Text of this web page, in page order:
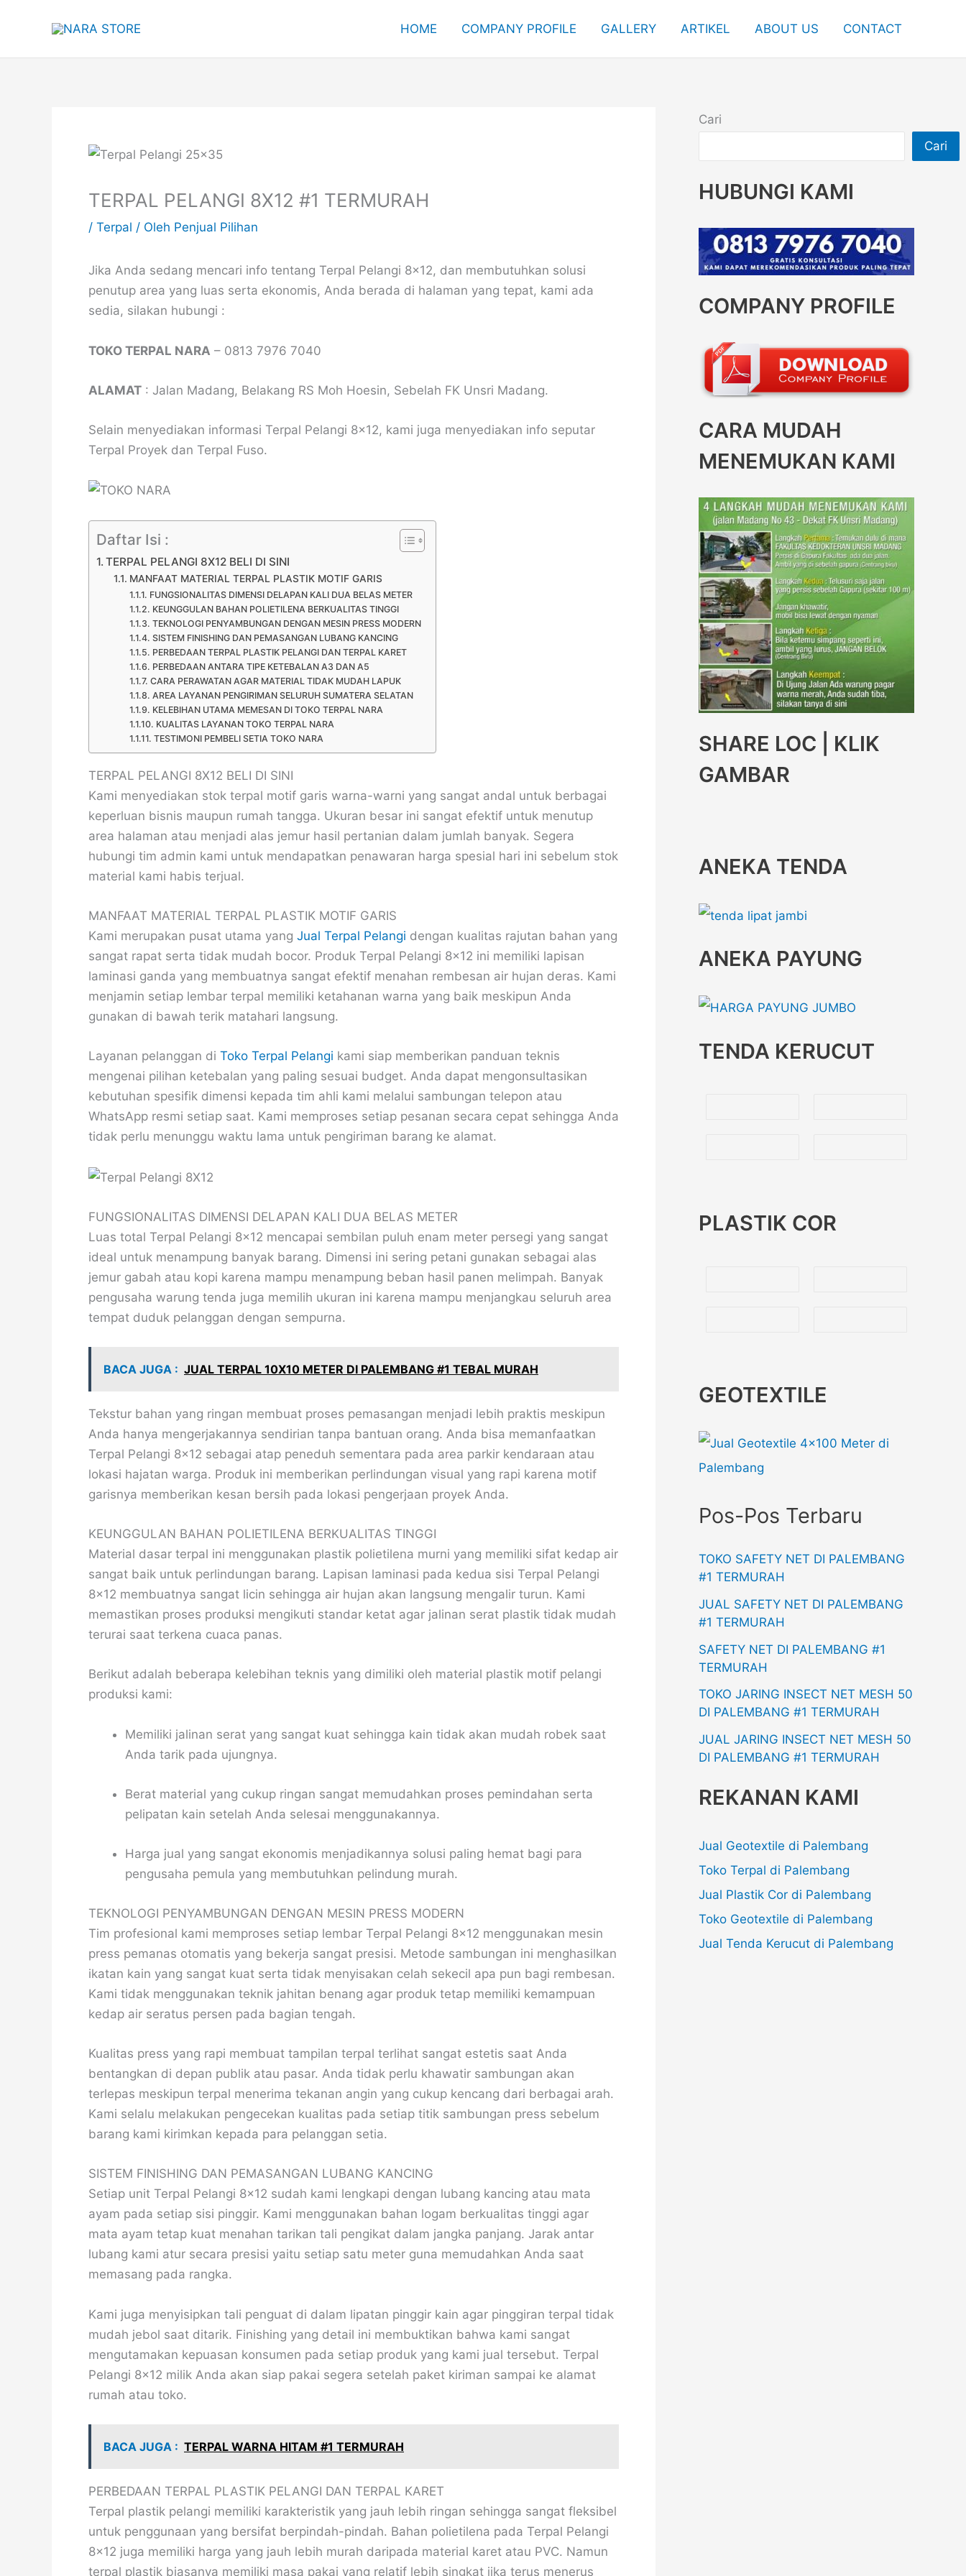
HOME COMPANY PROFILE GALLERY ARTIKEL ABOUT US CONTACT
TERPAL PELANGI 8X12 #1 TERMURAH
/ Terpal / Oleh Penjual Pilihan
Jika Anda sedang mencari info tentang Terpal Pelangi 8×12, dan membutuhkan solusi
penutup area yang luas serta ekonomis, Anda berada di halaman yang tepat, kami ada
sedia, silakan hubungi :
TOKO TERPAL NARA – 0813 7976 7040
ALAMAT : Jalan Madang, Belakang RS Moh Hoesin, Sebelah FK Unsri Madang.
Selain menyediakan informasi Terpal Pelangi 8×12, kami juga menyediakan info seputar
Terpal Proyek dan Terpal Fuso.
Daftar Isi :
TERPAL PELANGI 8X12 BELI DI SINI
MANFAAT MATERIAL TERPAL PLASTIK MOTIF GARIS
FUNGSIONALITAS DIMENSI DELAPAN KALI DUA BELAS METER
KEUNGGULAN BAHAN POLIETILENA BERKUALITAS TINGGI
TEKNOLOGI PENYAMBUNGAN DENGAN MESIN PRESS MODERN
SISTEM FINISHING DAN PEMASANGAN LUBANG KANCING
PERBEDAAN TERPAL PLASTIK PELANGI DAN TERPAL KARET
PERBEDAAN ANTARA TIPE KETEBALAN A3 DAN A5
CARA PERAWATAN AGAR MATERIAL TIDAK MUDAH LAPUK
AREA LAYANAN PENGIRIMAN SELURUH SUMATERA SELATAN
KELEBIHAN UTAMA MEMESAN DI TOKO TERPAL NARA
KUALITAS LAYANAN TOKO TERPAL NARA
TESTIMONI PEMBELI SETIA TOKO NARA
TERPAL PELANGI 8X12 BELI DI SINI
Kami menyediakan stok terpal motif garis warna-warni yang sangat andal untuk berbagai
keperluan bisnis maupun rumah tangga. Ukuran besar ini sangat efektif untuk menutup
area halaman atau menjadi alas jemur hasil pertanian dalam jumlah banyak. Segera
hubungi tim admin kami untuk mendapatkan penawaran harga spesial hari ini sebelum stok
material kami habis terjual.
MANFAAT MATERIAL TERPAL PLASTIK MOTIF GARIS
Kami merupakan pusat utama yang Jual Terpal Pelangi dengan kualitas rajutan bahan yang
sangat rapat serta tidak mudah bocor. Produk Terpal Pelangi 8×12 ini memiliki lapisan
laminasi ganda yang membuatnya sangat efektif menahan rembesan air hujan deras. Kami
menjamin setiap lembar terpal memiliki ketahanan warna yang baik meskipun Anda
gunakan di bawah terik matahari langsung.
Layanan pelanggan di Toko Terpal Pelangi kami siap memberikan panduan teknis
mengenai pilihan ketebalan yang paling sesuai budget. Anda dapat mengonsultasikan
kebutuhan spesifik dimensi kepada tim ahli kami melalui sambungan telepon atau
WhatsApp resmi setiap saat. Kami memproses setiap pesanan secara cepat sehingga Anda
tidak perlu menunggu waktu lama untuk pengiriman barang ke alamat.
FUNGSIONALITAS DIMENSI DELAPAN KALI DUA BELAS METER
Luas total Terpal Pelangi 8×12 mencapai sembilan puluh enam meter persegi yang sangat
ideal untuk menampung banyak barang. Dimensi ini sering petani gunakan sebagai alas
jemur gabah atau kopi karena mampu menampung beban hasil panen melimpah. Banyak
pengusaha warung tenda juga memilih ukuran ini karena mampu menjangkau seluruh area
tempat duduk pelanggan dengan sempurna.
BACA JUGA : JUAL TERPAL 10X10 METER DI PALEMBANG #1 TEBAL MURAH
Tekstur bahan yang ringan membuat proses pemasangan menjadi lebih praktis meskipun
Anda hanya mengerjakannya sendirian tanpa bantuan orang. Anda bisa memanfaatkan
Terpal Pelangi 8×12 sebagai atap peneduh sementara pada area parkir kendaraan atau
lokasi hajatan warga. Produk ini memberikan perlindungan visual yang rapi karena motif
garisnya memberikan kesan bersih pada lokasi pengerjaan proyek Anda.
KEUNGGULAN BAHAN POLIETILENA BERKUALITAS TINGGI
Material dasar terpal ini menggunakan plastik polietilena murni yang memiliki sifat kedap air
sangat baik untuk perlindungan barang. Lapisan laminasi pada kedua sisi Terpal Pelangi
8×12 membuatnya sangat licin sehingga air hujan akan langsung mengalir turun. Kami
memastikan proses produksi mengikuti standar ketat agar jalinan serat plastik tidak mudah
terurai saat terkena cuaca panas.
Berikut adalah beberapa kelebihan teknis yang dimiliki oleh material plastik motif pelangi
produksi kami:
Memiliki jalinan serat yang sangat kuat sehingga kain tidak akan mudah robek saat
Anda tarik pada ujungnya.
Berat material yang cukup ringan sangat memudahkan proses pemindahan serta
pelipatan kain setelah Anda selesai menggunakannya.
Harga jual yang sangat ekonomis menjadikannya solusi paling hemat bagi para
pengusaha pemula yang membutuhkan pelindung murah.
TEKNOLOGI PENYAMBUNGAN DENGAN MESIN PRESS MODERN
Tim profesional kami memproses setiap lembar Terpal Pelangi 8×12 menggunakan mesin
press pemanas otomatis yang bekerja sangat presisi. Metode sambungan ini menghasilkan
ikatan kain yang sangat kuat serta tidak menyisakan celah sekecil apa pun bagi rembesan.
Kami tidak menggunakan teknik jahitan benang agar produk tetap memiliki kemampuan
kedap air seratus persen pada bagian tengah.
Kualitas press yang rapi membuat tampilan terpal terlihat sangat estetis saat Anda
bentangkan di depan publik atau pasar. Anda tidak perlu khawatir sambungan akan
terlepas meskipun terpal menerima tekanan angin yang cukup kencang dari berbagai arah.
Kami selalu melakukan pengecekan kualitas pada setiap titik sambungan press sebelum
barang kami kirimkan kepada para pelanggan setia.
SISTEM FINISHING DAN PEMASANGAN LUBANG KANCING
Setiap unit Terpal Pelangi 8×12 sudah kami lengkapi dengan lubang kancing atau mata
ayam pada setiap sisi pinggir. Kami menggunakan bahan logam berkualitas tinggi agar
mata ayam tetap kuat menahan tarikan tali pengikat dalam jangka panjang. Jarak antar
lubang kami atur secara presisi yaitu setiap satu meter guna memudahkan Anda saat
memasang pada rangka.
Kami juga menyisipkan tali penguat di dalam lipatan pinggir kain agar pinggiran terpal tidak
mudah jebol saat ditarik. Finishing yang detail ini membuktikan bahwa kami sangat
mengutamakan kepuasan konsumen pada setiap produk yang kami jual tersebut. Terpal
Pelangi 8×12 milik Anda akan siap pakai segera setelah paket kiriman sampai ke alamat
rumah atau toko.
BACA JUGA : TERPAL WARNA HITAM #1 TERMURAH
PERBEDAAN TERPAL PLASTIK PELANGI DAN TERPAL KARET
Terpal plastik pelangi memiliki karakteristik yang jauh lebih ringan sehingga sangat fleksibel
untuk penggunaan yang bersifat berpindah-pindah. Bahan polietilena pada Terpal Pelangi
8×12 juga memiliki harga yang jauh lebih murah daripada material karet atau PVC. Namun
terpal plastik biasanya memiliki masa pakai yang relatif lebih singkat jika terus menerus
Cari
Cari
HUBUNGI KAMI
COMPANY PROFILE
CARA MUDAH
MENEMUKAN KAMI
SHARE LOC | KLIK
GAMBAR
ANEKA TENDA
ANEKA PAYUNG
TENDA KERUCUT
PLASTIK COR
GEOTEXTILE
Pos-Pos Terbaru
TOKO SAFETY NET DI PALEMBANG
#1 TERMURAH
JUAL SAFETY NET DI PALEMBANG
#1 TERMURAH
SAFETY NET DI PALEMBANG #1
TERMURAH
TOKO JARING INSECT NET MESH 50
DI PALEMBANG #1 TERMURAH
JUAL JARING INSECT NET MESH 50
DI PALEMBANG #1 TERMURAH
REKANAN KAMI
Jual Geotextile di Palembang
Toko Terpal di Palembang
Jual Plastik Cor di Palembang
Toko Geotextile di Palembang
Jual Tenda Kerucut di Palembang